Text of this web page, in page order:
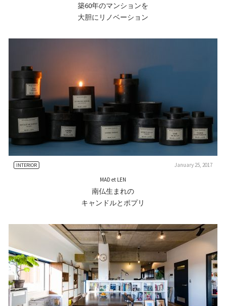
築60年のマンションを
大胆にリノベーション
INTERIOR January 25, 2017
MAD et LEN
南仏生まれの
キャンドルとポプリ